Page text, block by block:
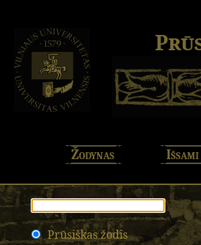
Žodynas
Prūsiškas žodis